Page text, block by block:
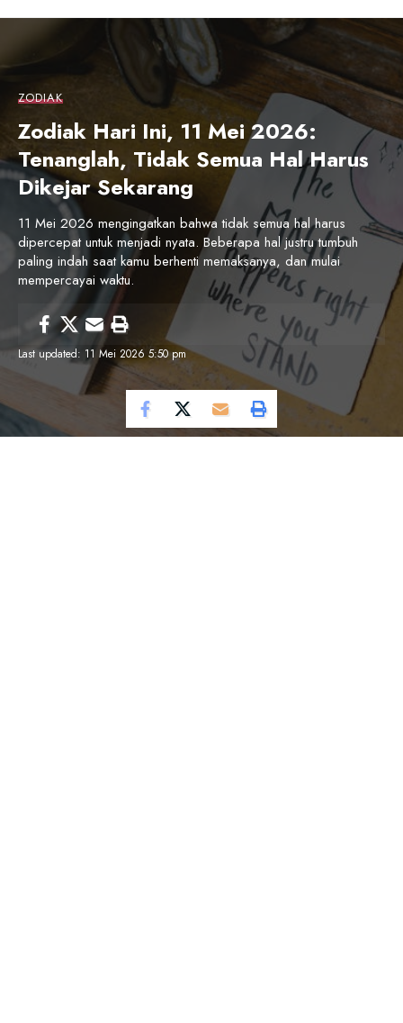
ZODIAK
Zodiak Hari Ini, 11 Mei 2026:
Tenanglah, Tidak Semua Hal Harus
Dikejar Sekarang
11 Mei 2026 mengingatkan bahwa tidak semua hal harus
dipercepat untuk menjadi nyata. Beberapa hal justru tumbuh
paling indah saat kamu berhenti memaksanya, dan mulai
mempercayai waktu.
Last updated: 11 Mei 2026 5:50 pm